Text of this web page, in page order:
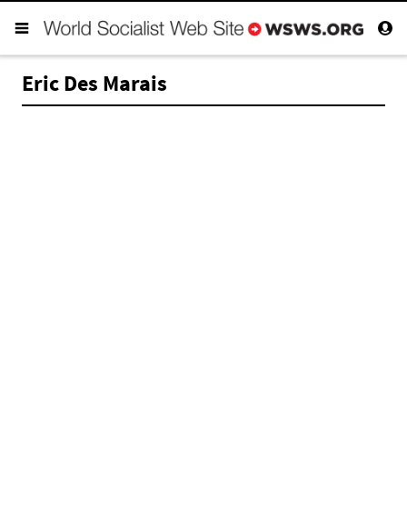
Eric Des Marais